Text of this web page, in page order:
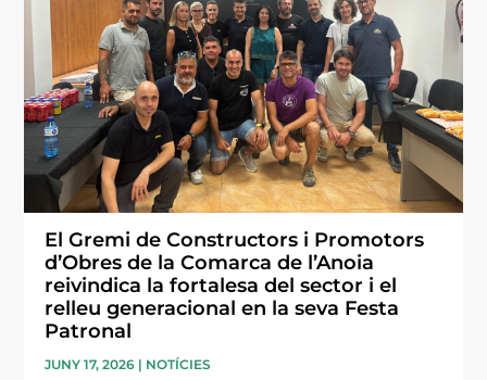
El Gremi de Constructors i Promotors
d’Obres de la Comarca de l’Anoia
reivindica la fortalesa del sector i el
relleu generacional en la seva Festa
Patronal
JUNY 17, 2026 | NOTÍCIES